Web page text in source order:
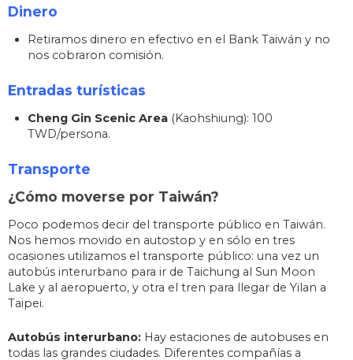
Dinero
Retiramos dinero en efectivo en el Bank Taiwán y no
nos cobraron comisión.
Entradas turísticas
Cheng Gin Scenic Area (Kaohshiung): 100
TWD/persona.
Transporte
¿Cómo moverse por Taiwán?
Poco podemos decir del transporte público en Taiwán.
Nos hemos movido en autostop y en sólo en tres
ocasiones utilizamos el transporte público: una vez un
autobús interurbano para ir de Taichung al Sun Moon
Lake y al aeropuerto, y otra el tren para llegar de Yilan a
Taipei.
Autobús interurbano: Hay estaciones de autobuses en
todas las grandes ciudades. Diferentes compañías a